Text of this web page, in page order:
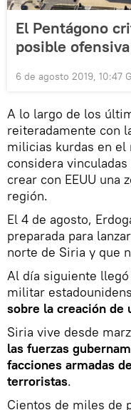
El Pentágono
posible
6 de agosto 2019, 10:47
A lo largo de los
reiteradamente con
milicias kurdas en el
considera
crear con EEUU una
región.
El 4 de agosto,
preparada para
norte de Siria y que
Al día siguiente
militar
sobre la creación de
Siria vive desde
las fuerzas
facciones armadas
terroristas.
Cientos de miles de